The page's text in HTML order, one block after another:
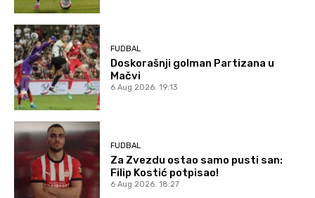
FUDBAL
Doskorašnji golman Partizana u
Mačvi
6 Aug 2026. 19:13
FUDBAL
Za Zvezdu ostao samo pusti san:
Filip Kostić potpisao!
6 Aug 2026. 18:27